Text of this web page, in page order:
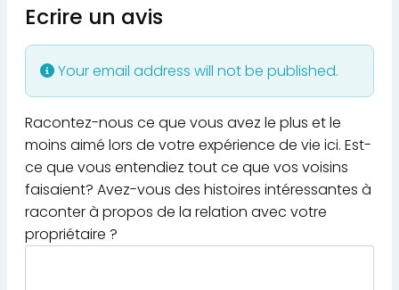
Ecrire un avis
Your email address will not be published.
Racontez-nous ce que vous avez le plus et le
moins aimé lors de votre expérience de vie ici. Est-
ce que vous entendiez tout ce que vos voisins
faisaient? Avez-vous des histoires intéressantes à
raconter à propos de la relation avec votre
propriétaire ?